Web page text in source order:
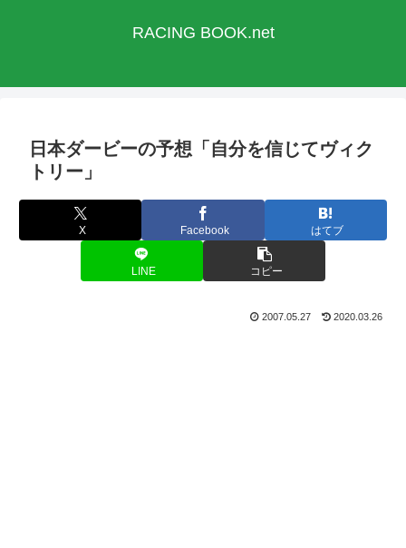
RACING BOOK.net
日本ダービーの予想「自分を信じてヴィク
トリー」
X Facebook はてブ
LINE コピー
2007.05.27 2020.03.26